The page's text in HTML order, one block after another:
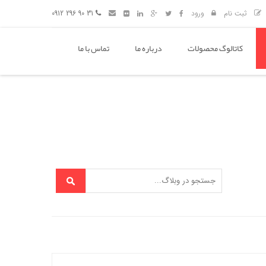
ثبت نام ورود
کاتالوگ محصولات درباره ما تماس با ما